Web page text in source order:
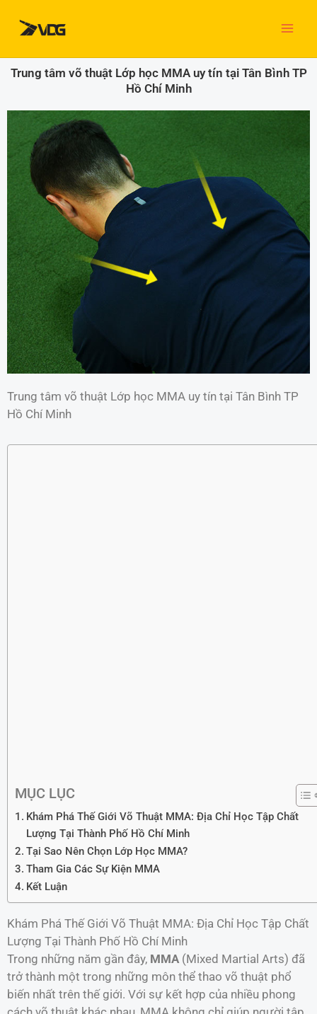
dung
Trung tâm võ thuật Lớp học MMA uy tín tại Tân Bình TP
Hồ Chí Minh
Trung tâm võ thuật Lớp học MMA uy tín tại Tân Bình TP
Hồ Chí Minh
MỤC LỤC
Khám Phá Thế Giới Võ Thuật MMA: Địa Chỉ Học Tập Chất
Lượng Tại Thành Phố Hồ Chí Minh
Tại Sao Nên Chọn Lớp Học MMA?
Tham Gia Các Sự Kiện MMA
Kết Luận
Khám Phá Thế Giới Võ Thuật MMA: Địa Chỉ Học Tập Chất
Lượng Tại Thành Phố Hồ Chí Minh
Trong những năm gần đây, MMA (Mixed Martial Arts) đã
trở thành một trong những môn thể thao võ thuật phổ
biến nhất trên thế giới. Với sự kết hợp của nhiều phong